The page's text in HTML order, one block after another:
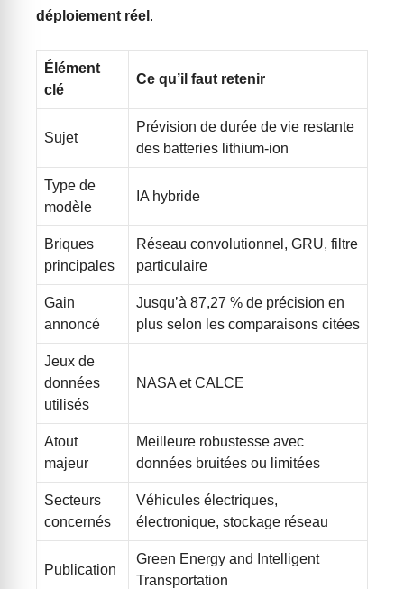
déploiement réel .
Élément
clé
Ce qu’il faut retenir
Sujet
Prévision de durée de vie restante
des batteries lithium-ion
Type de
modèle
IA hybride
Briques
principales
Réseau convolutionnel, GRU, filtre
particulaire
Gain
annoncé
Jusqu’à 87,27 % de précision en
plus selon les comparaisons citées
Jeux de
données
utilisés
NASA et CALCE
Atout
majeur
Meilleure robustesse avec
données bruitées ou limitées
Secteurs
concernés
Véhicules électriques,
électronique, stockage réseau
Publication
Green Energy and Intelligent
Transportation